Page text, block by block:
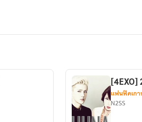
[4EXO]
แฟนฟิคเก
N2SS